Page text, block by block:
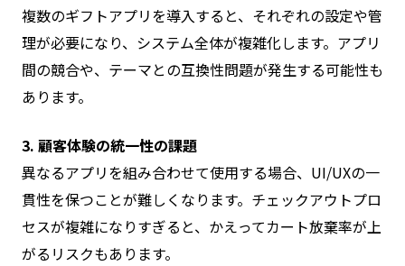
複数のギフトアプリを導入すると、それぞれの設定や管
理が必要になり、システム全体が複雑化します。アプリ
間の競合や、テーマとの互換性問題が発生する可能性も
あります。
3. 顧客体験の統一性の課題
異なるアプリを組み合わせて使用する場合、UI/UXの一
貫性を保つことが難しくなります。チェックアウトプロ
セスが複雑になりすぎると、かえってカート放棄率が上
がるリスクもあります。